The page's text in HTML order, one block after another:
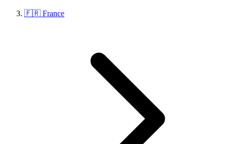
🇫🇷 France